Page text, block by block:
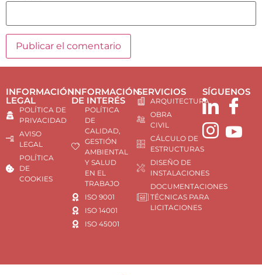
INFORMACIÓN
LEGAL
POLÍTICA DE
PRIVACIDAD
AVISO
LEGAL
POLÍTICA
DE
COOKIES
INFORMACIÓN
DE INTERÉS
POLÍTICA
DE
CALIDAD,
GESTIÓN
AMBIENTAL
Y SALUD
EN EL
TRABAJO
ISO 9001
ISO 14001
ISO 45001
SERVICIOS
ARQUITECTURA
OBRA
CIVIL
CÁLCULO DE
ESTRUCTURAS
DISEÑO DE
INSTALACIONES
DOCUMENTACIONES
TÉCNICAS PARA
LICITACIONES
SÍGUENOS